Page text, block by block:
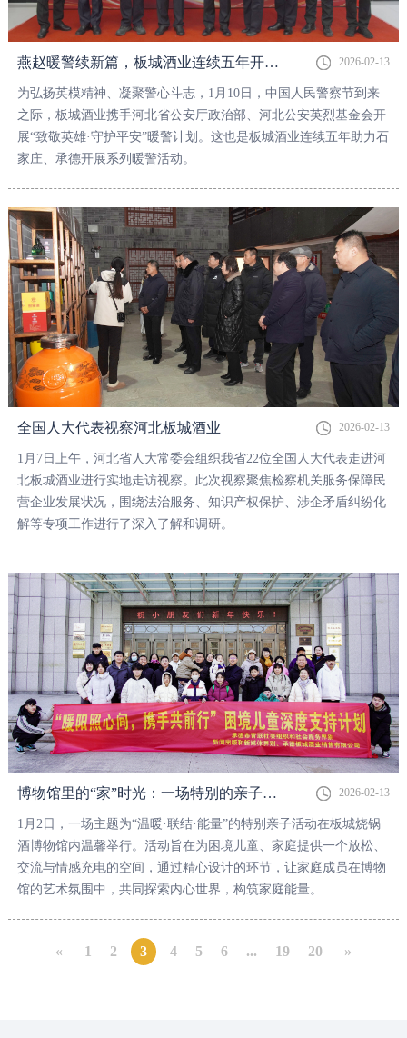
燕赵暖警续新篇，板城酒业连续五年开展“致敬英雄·守护平安”暖警计划 2026-02-13
为弘扬英模精神、凝聚警心斗志，1月10日，中国人民警察节到来
之际，板城酒业携手河北省公安厅政治部、河北公安英烈基金会开
展“致敬英雄·守护平安”暖警计划。这也是板城酒业连续五年助力石
家庄、承德开展系列暖警活动。
全国人大代表视察河北板城酒业 2026-02-13
1月7日上午，河北省人大常委会组织我省22位全国人大代表走进河
北板城酒业进行实地走访视察。此次视察聚焦检察机关服务保障民
营企业发展状况，围绕法治服务、知识产权保护、涉企矛盾纠纷化
解等专项工作进行了深入了解和调研。
博物馆里的“家”时光：一场特别的亲子之旅 2026-02-13
1月2日，一场主题为“温暖·联结·能量”的特别亲子活动在板城烧锅
酒博物馆内温馨举行。活动旨在为困境儿童、家庭提供一个放松、
交流与情感充电的空间，通过精心设计的环节，让家庭成员在博物
馆的艺术氛围中，共同探索内心世界，构筑家庭能量。
« 1 2 3 4 5 6 ... 19 20 »